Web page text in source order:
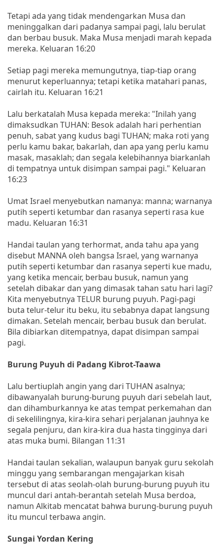
Tetapi ada yang tidak mendengarkan Musa dan
meninggalkan dari padanya sampai pagi, lalu berulat
dan berbau busuk. Maka Musa menjadi marah kepada
mereka. Keluaran 16:20
Setiap pagi mereka memungutnya, tiap-tiap orang
menurut keperluannya; tetapi ketika matahari panas,
cairlah itu. Keluaran 16:21
Lalu berkatalah Musa kepada mereka: "Inilah yang
dimaksudkan TUHAN: Besok adalah hari perhentian
penuh, sabat yang kudus bagi TUHAN; maka roti yang
perlu kamu bakar, bakarlah, dan apa yang perlu kamu
masak, masaklah; dan segala kelebihannya biarkanlah
di tempatnya untuk disimpan sampai pagi." Keluaran
16:23
Umat Israel menyebutkan namanya: manna; warnanya
putih seperti ketumbar dan rasanya seperti rasa kue
madu. Keluaran 16:31
Handai taulan yang terhormat, anda tahu apa yang
disebut MANNA oleh bangsa Israel, yang warnanya
putih seperti ketumbar dan rasanya seperti kue madu,
yang ketika mencair, berbau busuk, namun yang
setelah dibakar dan yang dimasak tahan satu hari lagi?
Kita menyebutnya TELUR burung puyuh. Pagi-pagi
buta telur-telur itu beku, itu sebabnya dapat langsung
dimakan. Setelah mencair, berbau busuk dan berulat.
Bila dibiarkan ditempatnya, dapat disimpan sampai
pagi.
Burung Puyuh di Padang Kibrot-Taawa
Lalu bertiuplah angin yang dari TUHAN asalnya;
dibawanyalah burung-burung puyuh dari sebelah laut,
dan dihamburkannya ke atas tempat perkemahan dan
di sekelilingnya, kira-kira sehari perjalanan jauhnya ke
segala penjuru, dan kira-kira dua hasta tingginya dari
atas muka bumi. Bilangan 11:31
Handai taulan sekalian, walaupun banyak guru sekolah
minggu yang sembarangan mengajarkan kisah
tersebut di atas seolah-olah burung-burung puyuh itu
muncul dari antah-berantah setelah Musa berdoa,
namun Alkitab mencatat bahwa burung-burung puyuh
itu muncul terbawa angin.
Sungai Yordan Kering